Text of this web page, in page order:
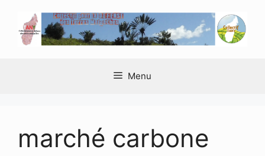
contenu
Menu
marché carbone